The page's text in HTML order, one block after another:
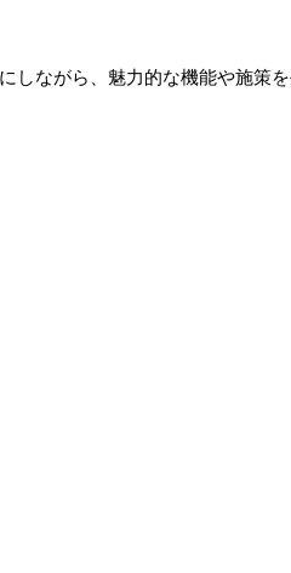
ながら、魅力的な機能や施策を